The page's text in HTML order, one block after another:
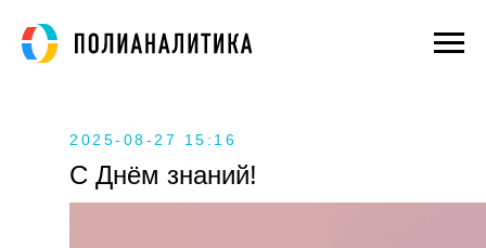
2025-08-27 15:16
С Днём знаний!